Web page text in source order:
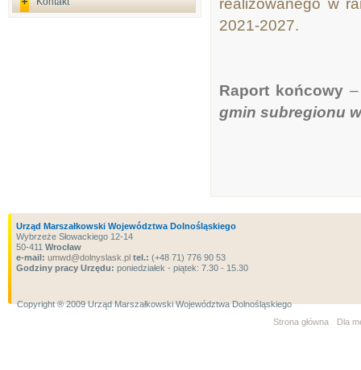
2021-2027.
Raport końcowy
gmin subregionu
Urząd Marszałkowski Województwa Dolnośląskiego
Wybrzeże Słowackiego 12-14
50-411 Wrocław
e-mail: umwd@dolnyslask.pl tel.: (+48 71) 776 90 53
Godziny pracy Urzędu: poniedziałek - piątek: 7.30 - 15.30
Copyright ® 2009 Urząd Marszałkowski Województwa Dolnośląskiego
Strona główna
Dla